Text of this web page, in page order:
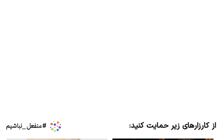
از کارزارهای زیر حمایت کنید: